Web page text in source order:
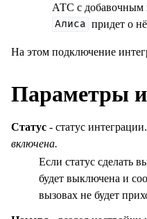
АТС с добавочным
Алиса придет о
На этом подключение
Параметры
Статус - статус интеграции.
включена.
Если статус сделать
будет выключена и
вызовах не будет